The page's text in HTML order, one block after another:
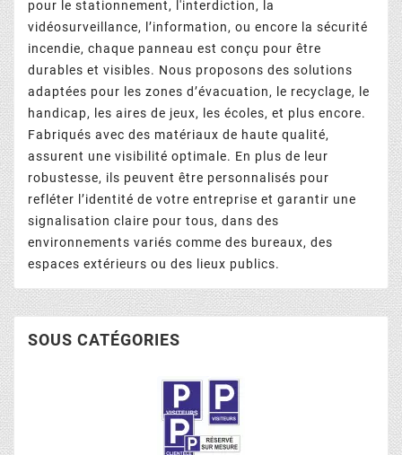
pour le stationnement, l'interdiction, la
vidéosurveillance, l’information, ou encore la sécurité
incendie, chaque panneau est conçu pour être
durables et visibles. Nous proposons des solutions
adaptées pour les zones d’évacuation, le recyclage, le
handicap, les aires de jeux, les écoles, et plus encore.
Fabriqués avec des matériaux de haute qualité,
assurent une visibilité optimale. En plus de leur
robustesse, ils peuvent être personnalisés pour
refléter l’identité de votre entreprise et garantir une
signalisation claire pour tous, dans des
environnements variés comme des bureaux, des
espaces extérieurs ou des lieux publics.
SOUS CATÉGORIES